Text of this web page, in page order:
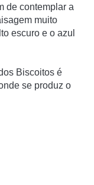
de contemplar a
muito
escuro e o azul
Biscoitos é
se produz o